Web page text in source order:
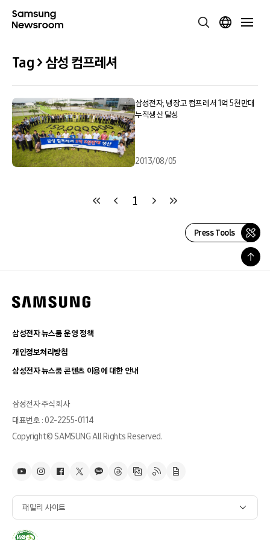
Tag > 삼성 컴프레셔
삼성전자, 냉장고 컴프레셔 1억 5천만대
누적생산 달성
2013/08/05
1
Press Tools
삼성전자 뉴스룸 운영 정책
개인정보처리방침
삼성전자 뉴스룸 콘텐츠 이용에 대한 안내
삼성전자 주식회사
대표번호 : 02-2255-0114
Copyright© SAMSUNG All Rights Reserved.
패밀리 사이트